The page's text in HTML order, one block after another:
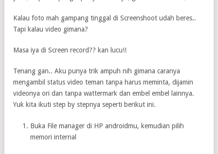
Kalau foto mah gampang tinggal di Screenshoot udah beres..
Tapi kalau video gimana?
Masa iya di Screen record?? kan lucu!!
Tenang gan.. Aku punya trik ampuh nih gimana caranya
mengambil status video teman tanpa harus meminta, dijamin
videonya ori dan tanpa wattermark dan embel embel lainnya.
Yuk kita ikuti step by stepnya seperti berikut ini.
Buka File manager di HP androidmu, kemudian pilih
memori internal